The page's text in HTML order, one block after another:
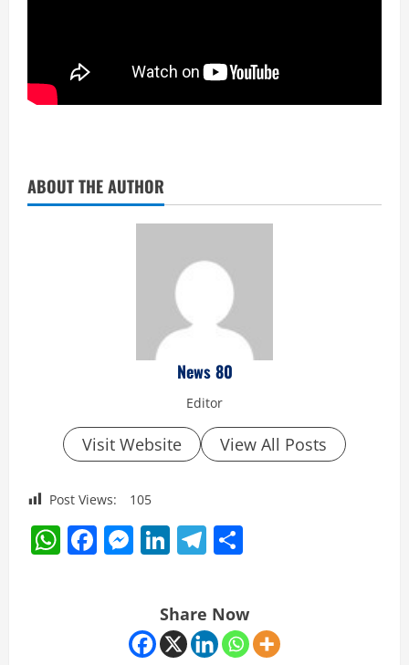
ABOUT THE AUTHOR
News 80
Editor
Visit Website View All Posts
Post Views: 105
WhatsApp
Facebook
Messenger
LinkedIn
Telegram
Share Now